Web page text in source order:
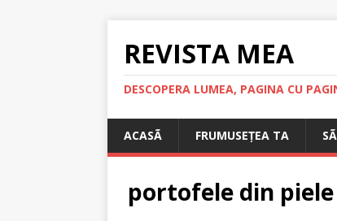
REVISTA MEA
DESCOPERA LUMEA, PAGINA CU
ACASÃ FRUMUSEȚEA TA
portofele din piele